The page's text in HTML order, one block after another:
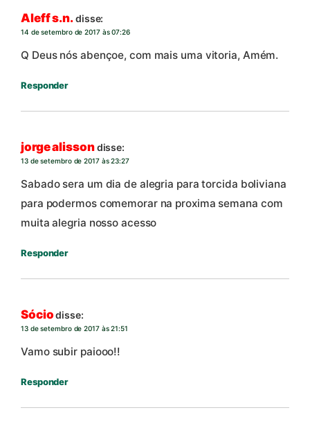
Aleff s.n.disse:
14 de setembro de 2017 às 07:26
Q Deus nós abençoe, com mais uma vitoria, Amém.
Responder
jorge alissondisse:
13 de setembro de 2017 às 23:27
Sabado sera um dia de alegria para torcida boliviana
para podermos comemorar na proxima semana com
muita alegria nosso acesso
Responder
Sócio disse:
13 de setembro de 2017 às 21:51
Vamo subir paiooo!!
Responder